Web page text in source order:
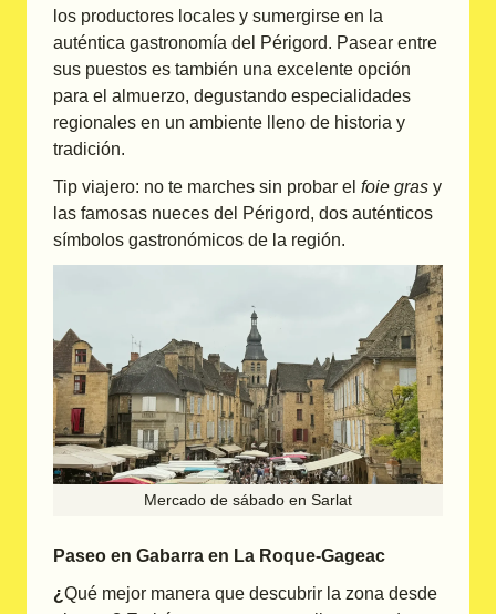
los productores locales y sumergirse en la
auténtica gastronomía del Périgord. Pasear entre
sus puestos es también una excelente opción
para el almuerzo, degustando especialidades
regionales en un ambiente lleno de historia y
tradición.
Tip viajero: no te marches sin probar el foie gras y
las famosas nueces del Périgord, dos auténticos
símbolos gastronómicos de la región.
Mercado de sábado en Sarlat
Paseo en Gabarra en La Roque-Gageac
¿Qué mejor manera que descubrir la zona desde